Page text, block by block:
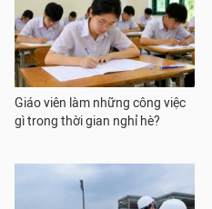
Giáo viên làm những công việc
gì trong thời gian nghỉ hè?